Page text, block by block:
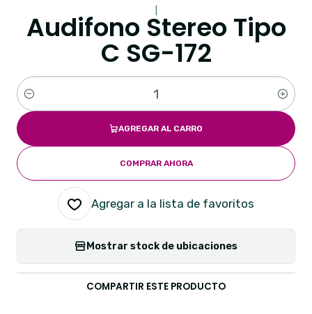
Audifono Stereo Tipo
C SG-172
Cantidad
AGREGAR AL CARRO
COMPRAR AHORA
Agregar a la lista de favoritos
Mostrar stock de ubicaciones
COMPARTIR ESTE PRODUCTO